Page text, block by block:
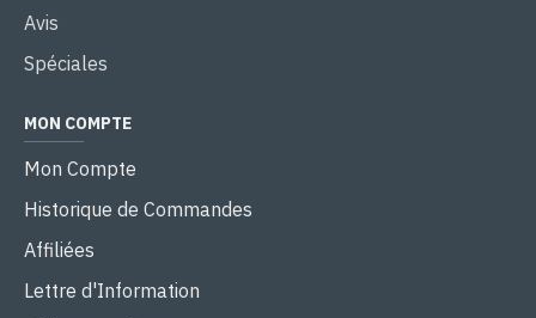
Avis
Spéciales
MON COMPTE
Mon Compte
Historique de Commandes
Affiliées
Lettre d'Information